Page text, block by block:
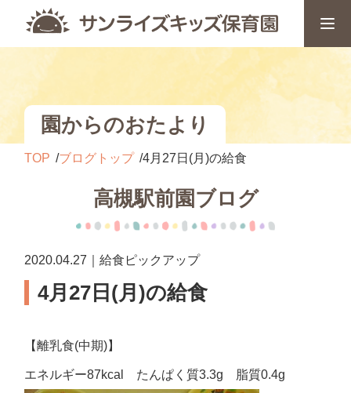
園からのおたより
TOP ブログトップ 4月27日(月)の給食
高槻駅前園ブログ
2020.04.27｜給食ピックアップ
4月27日(月)の給食
【離乳食(中期)】
エネルギー87kcal たんぱく質3.3g 脂質0.4g